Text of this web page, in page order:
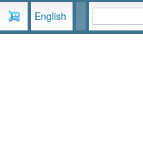
English